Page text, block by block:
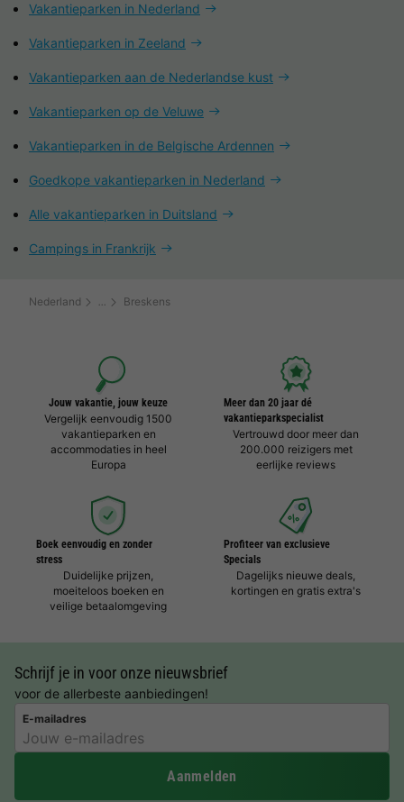
Vakantieparken in Nederland
Vakantieparken in Zeeland
Vakantieparken aan de Nederlandse kust
Vakantieparken op de Veluwe
Vakantieparken in de Belgische Ardennen
Goedkope vakantieparken in Nederland
Alle vakantieparken in Duitsland
Campings in Frankrijk
Nederland Breskens
Jouw vakantie, jouw keuze
Vergelijk eenvoudig 1500
vakantieparken en
accommodaties in heel
Europa
Meer dan 20 jaar dé
vakantieparkspecialist
Vertrouwd door meer dan
200.000 reizigers met
eerlijke reviews
Boek eenvoudig en zonder
stress
Duidelijke prijzen,
moeiteloos boeken en
veilige betaalomgeving
Profiteer van exclusieve
Specials
Dagelijks nieuwe deals,
kortingen en gratis extra's
Schrijf je in voor onze nieuwsbrief
voor de allerbeste aanbiedingen!
E-mailadres
Aanmelden